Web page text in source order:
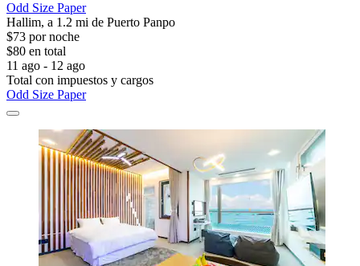
Odd Size Paper
Hallim, a 1.2 mi de Puerto Panpo
$73 por noche
$80 en total
11 ago - 12 ago
Total con impuestos y cargos
Odd Size Paper